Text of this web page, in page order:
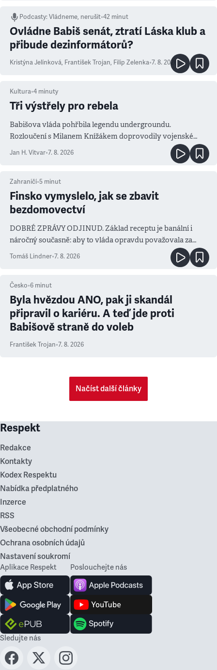
Podcasty:Vládneme, nerušit•42 minut
Ovládne Babiš senát, ztratí Láska klub a
přibude dezinformátorů?
Kristýna Jelínková, František Trojan, Filip Zelenka•7. 8. 2026
Kultura•4 minuty
Tři výstřely pro rebela
Babišova vláda pohřbila legendu undergroundu.
Rozloučení s Milanem Knížákem doprovodily vojenské
salvy i kritika pokrokářů
Jan H. Vitvar•7. 8. 2026
Zahraničí•5 minut
Finsko vymyslelo, jak se zbavit
bezdomovectví
DOBRÉ ZPRÁVY ODJINUD. Základ receptu je banální i
náročný současně: aby to vláda opravdu považovala za
prioritu
Tomáš Lindner•7. 8. 2026
Česko•6 minut
Byla hvězdou ANO, pak ji skandál
připravil o kariéru. A teď jde proti
Babišově straně do voleb
František Trojan•7. 8. 2026
Načíst další články
Respekt
Redakce
Kontakty
Kodex Respektu
Nabídka předplatného
Inzerce
RSS
Všeobecné obchodní podmínky
Ochrana osobních údajů
Nastavení soukromí
Aplikace Respekt Poslouchejte nás
Sledujte nás